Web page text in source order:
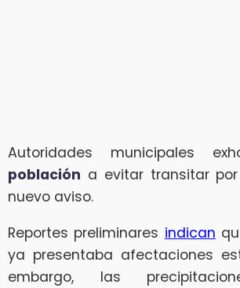
Autoridades municipales
población a evitar transitar
nuevo aviso.
Reportes preliminares indican
ya presentaba afectaciones
embargo, las